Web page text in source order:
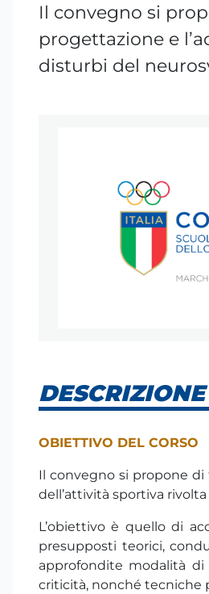
Il convegno si
progettazione e
disturbi del
OBIETTIVO DEL CORSO
Il convegno si propone
dell’attività sportiva
L’obiettivo è quello di
presupposti teorici,
approfondite modalità di
criticità, nonché tecniche